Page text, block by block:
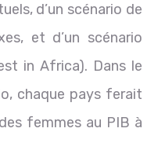
d’un scénario de
et d’un scénario
in Africa). Dans le
chaque pays ferait
femmes au PIB à